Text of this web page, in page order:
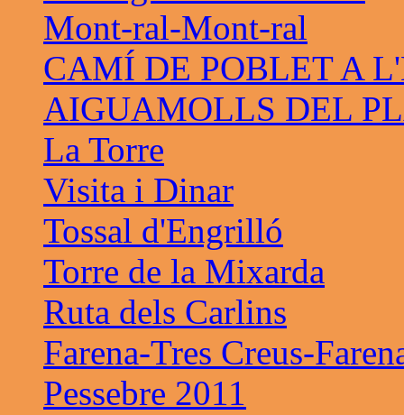
Mont-ral-Mont-ral
CAMÍ DE POBLET A
AIGUAMOLLS DEL
La Torre
Visita i Dinar
Tossal d'Engrilló
Torre de la Mixarda
Ruta dels Carlins
Farena-Tres Creus-
Pessebre 2011